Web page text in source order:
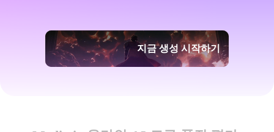
지금 생성 시작하기